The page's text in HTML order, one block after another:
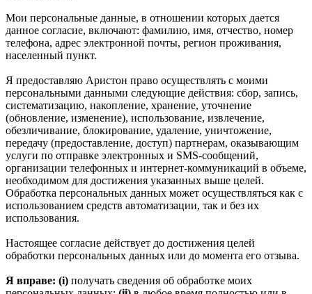
Мои персональные данные, в отношении которых дается
данное согласие, включают: фамилию, имя, отчество, номер
телефона, адрес электронной почты, регион проживания,
населенный пункт.
Я предоставляю Аристон право осуществлять с моими
персональными данными следующие действия: сбор, запись,
систематизацию, накопление, хранение, уточнение
(обновление, изменение), использование, извлечение,
обезличивание, блокирование, удаление, уничтожение,
передачу (предоставление, доступ) партнерам, оказывающим
услуги по отправке электронных и SMS‑сообщений,
организации телефонных и интернет‑коммуникаций в объеме,
необходимом для достижения указанных выше целей.
Обработка персональных данных может осуществляться как с
использованием средств автоматизации, так и без их
использования.
Настоящее согласие действует до достижения целей
обработки персональных данных или до момента его отзыва.
Я вправе: (i) получать сведения об обработке моих